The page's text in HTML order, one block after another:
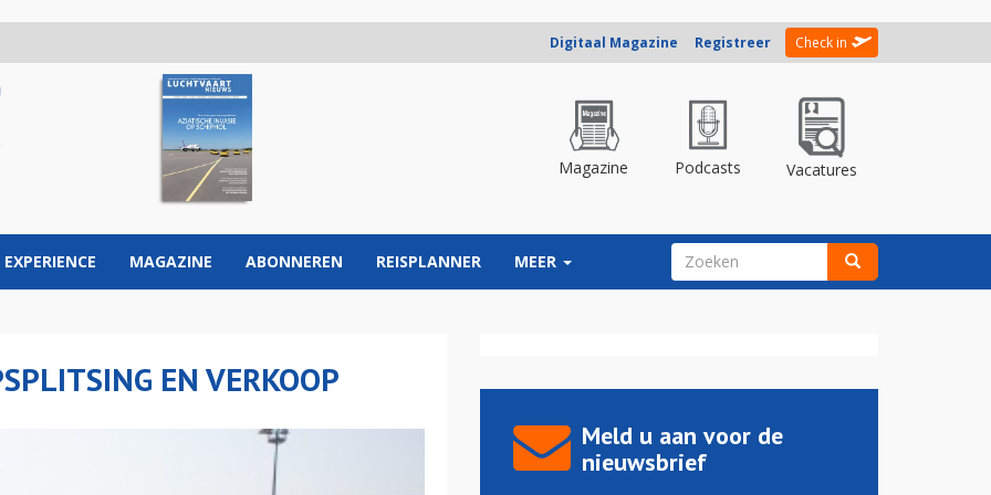
Digitaal Magazine Registreer Check in
Magazine Podcasts Vacatures
EXPERIENCE MAGAZINE ABONNEREN REISPLANNER MEER ZOEKVELD
EN VERKOOP
Meld u aan voor de
nieuwsbrief